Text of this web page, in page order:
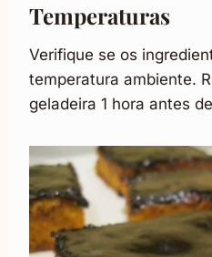
Temperaturas
Verifique se os
temperatura ambiente.
geladeira 1 hora antes